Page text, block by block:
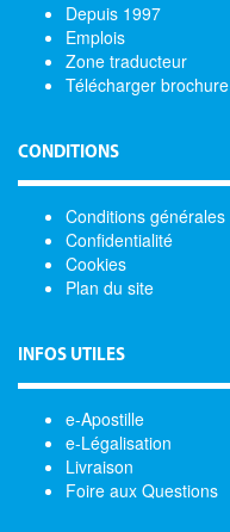
Depuis 1997
Emplois
Zone traducteur
Télécharger brochure
CONDITIONS
Conditions générales
Confidentialité
Cookies
Plan du site
INFOS UTILES
e-Apostille
e-Légalisation
Livraison
Foire aux Questions